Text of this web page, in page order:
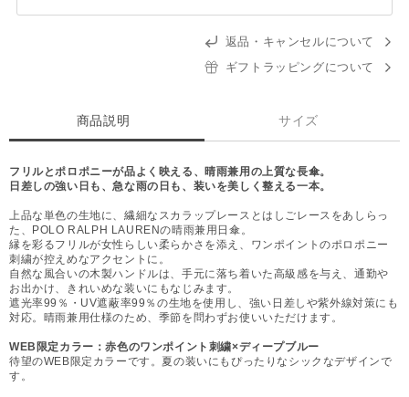
返品・キャンセルについて
ギフトラッピングについて
商品説明 サイズ
フリルとポロポニーが品よく映える、晴雨兼用の上質な長傘。
日差しの強い日も、急な雨の日も、装いを美しく整える一本。
上品な単色の生地に、繊細なスカラップレースとはしごレースをあしらっ
た、POLO RALPH LAURENの晴雨兼用日傘。
縁を彩るフリルが女性らしい柔らかさを添え、ワンポイントのポロポニー
刺繍が控えめなアクセントに。
自然な風合いの木製ハンドルは、手元に落ち着いた高級感を与え、通勤や
お出かけ、きれいめな装いにもなじみます。
遮光率99％・UV遮蔽率99％の生地を使用し、強い日差しや紫外線対策にも
対応。晴雨兼用仕様のため、季節を問わずお使いいただけます。
WEB限定カラー：赤色のワンポイント刺繍×ディープブルー
待望のWEB限定カラーです。夏の装いにもぴったりなシックなデザインで
す。